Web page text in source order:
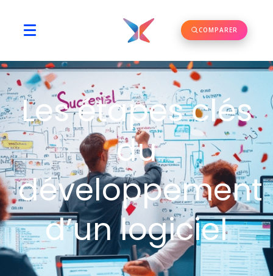
COMPARER
Les étapes clés
du
développement
d’un logiciel